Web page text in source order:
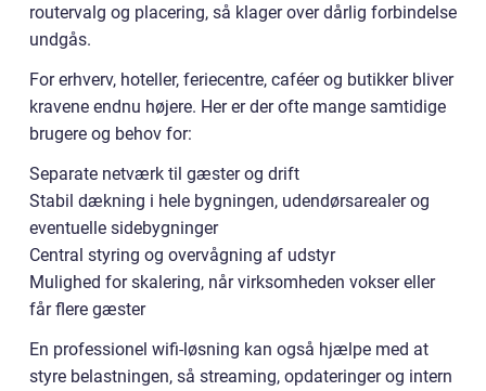
routervalg og placering, så klager over dårlig forbindelse
undgås.
For erhverv, hoteller, feriecentre, caféer og butikker bliver
kravene endnu højere. Her er der ofte mange samtidige
brugere og behov for:
Separate netværk til gæster og drift
Stabil dækning i hele bygningen, udendørsarealer og
eventuelle sidebygninger
Central styring og overvågning af udstyr
Mulighed for skalering, når virksomheden vokser eller
får flere gæster
En professionel wifi-løsning kan også hjælpe med at
styre belastningen, så streaming, opdateringer og intern